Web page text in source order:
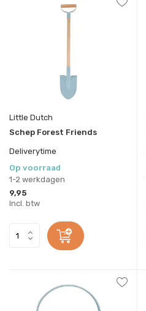
Little Dutch
Schep Forest Friends
Deliverytime
Op voorraad
1-2 werkdagen
9,95
Incl. btw